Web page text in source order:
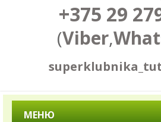
+375 29
(Viber,
МЕНЮ